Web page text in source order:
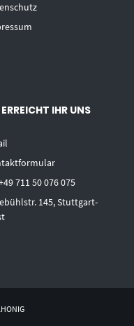
IHR UNS
711 50 076 075
145, Stuttgart-